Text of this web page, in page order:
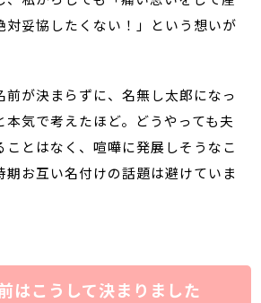
対妥協したくない！」という想いが
前が決まらずに、名無し太郎になっ
気で考えたほど。どうやっても夫
ことはなく、喧嘩に発展しそうなこ
期お互い名付けの話題は避けていま
はこうして決まりました